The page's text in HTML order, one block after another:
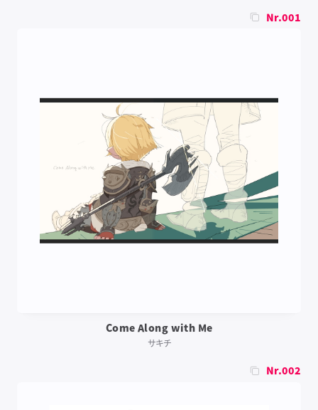
Nr.001
Come Along with Me
サキチ
Nr.002